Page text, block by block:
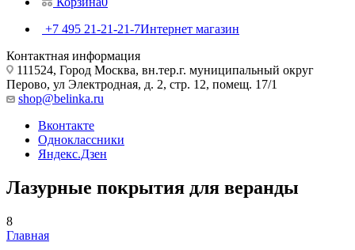
+7 495 21-21-21-7Интернет магазин
Контактная информация
111524, Город Москва, вн.тер.г. муниципальный округ
Перово, ул Электродная, д. 2, стр. 12, помещ. 17/1
shop@belinka.ru
Вконтакте
Одноклассники
Яндекс.Дзен
Лазурные покрытия для веранды
8
Главная